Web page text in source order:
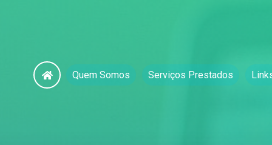
Quem Somos Serviços Prestados